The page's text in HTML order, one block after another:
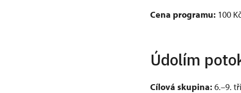
Cena programu: 100
Údolím
Cílová skupina: 6.–9.